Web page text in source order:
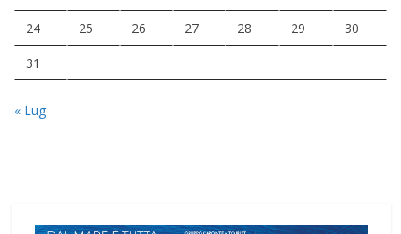
24 25 26 27 28 29 30
31
« Lug